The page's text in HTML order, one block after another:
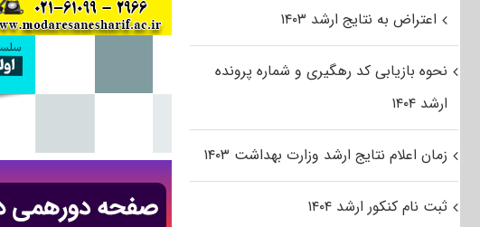
اعتراض به نتایج ارشد ۱۴۰۳
نحوه بازیابی کد رهگیری و شماره پرونده
ارشد ۱۴۰۴
زمان اعلام نتایج ارشد وزارت بهداشت ۱۴۰۳
ثبت نام کنکور ارشد ۱۴۰۴